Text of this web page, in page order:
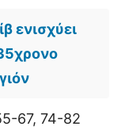
ενισχύει
67, 74-82